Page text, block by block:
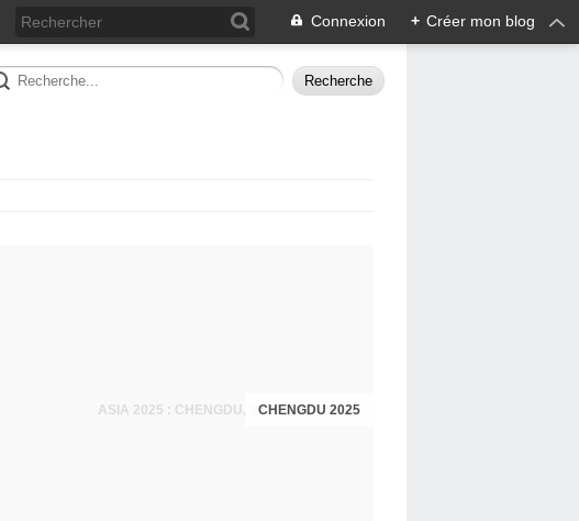
Connexion + Créer mon blog
CHENGDU 2025